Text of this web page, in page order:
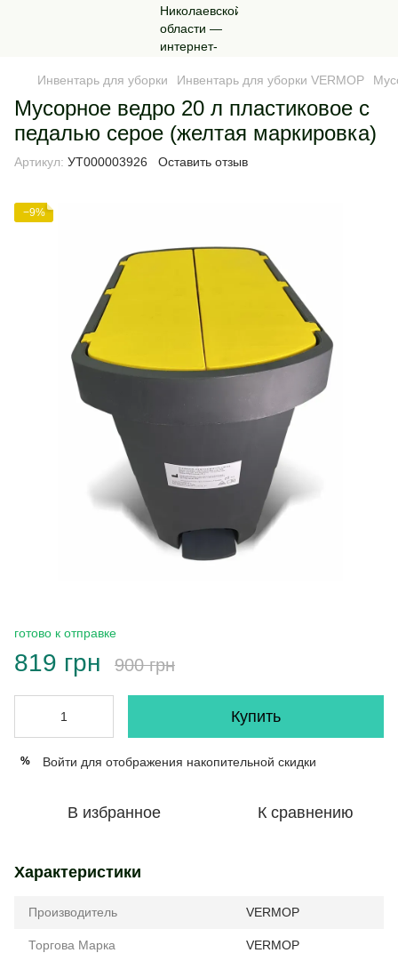
Инвентарь для уборки Инвентарь для уборки VERMOP
Мусорное ведро 20 л пластиковое с
педалью серое (желтая маркировка)
Артикул: УТ000003926 Оставить отзыв
−9%
готово к отправке
819 грн 900 грн
Купить
% Войти для отображения накопительной скидки
В избранное К сравнению
Характеристики
Производитель VERMOP
Торгова Марка VERMOP